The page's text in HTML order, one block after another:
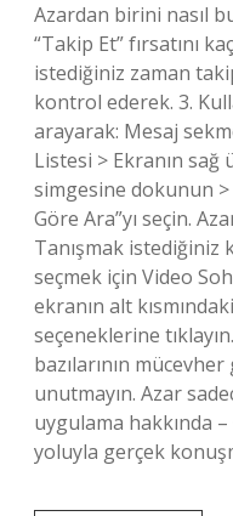
Azardan birini nasıl
“Takip Et” fırsatını
istediğiniz zaman
kontrol ederek. 3.
arayarak: Mesaj
Listesi > Ekranın
simgesine dokunun >
Göre Ara”yı seçin.
Tanışmak
seçmek için Video
ekranın alt
seçeneklerine
bazılarının
unutmayın. Azar
uygulama hakkında
yoluyla gerçek